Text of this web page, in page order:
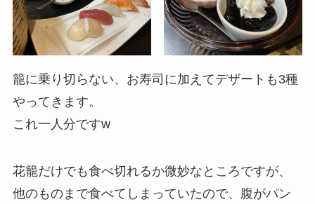
籠に乗り切らない、お寿司に加えてデザートも3種
やってきます。
これ一人分ですw
花籠だけでも食べ切れるか微妙なところですが、
他のものまで食べてしまっていたので、腹がパン